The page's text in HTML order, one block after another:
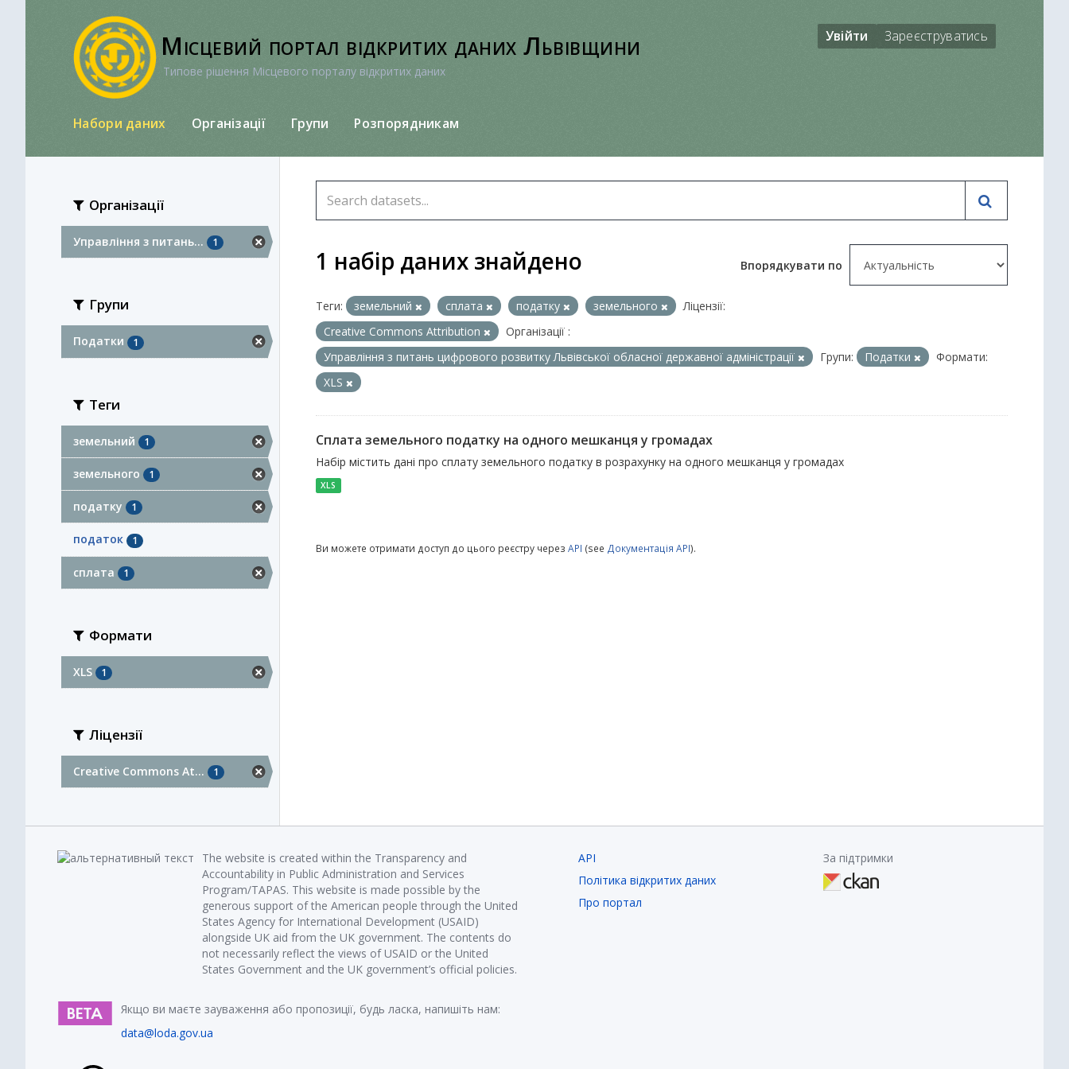
Місцевий портал відкритих даних Львівщини
Типове рішення Місцевого порталу відкритих даних
Увійти Зареєструватись
Набори даних Організації Групи Розпорядникам
Організації
Управління з питань... 1
Групи
Податки 1
Теги
земельний 1
земельного 1
податку 1
податок 1
сплата 1
Формати
XLS 1
Ліцензії
Creative Commons At... 1
Впорядкувати по
1 набір даних знайдено
Теги: земельний сплата податку земельного
Ліцензії:
Creative Commons Attribution
Організації :
Управління з питань цифрового розвитку Львівської обласної державної адміністрації
Групи: Податки
Формати:
XLS
Сплата земельного податку на одного мешканця у громадах
Набір містить дані про сплату земельного податку в розрахунку на одного мешканця у громадах
XLS
Ви можете отримати доступ до цього реєстру через API (see Документація API).
The website is created within the Transparency and
Accountability in Public Administration and Services
Program/TAPAS. This website is made possible by the
generous support of the American people through the United
States Agency for International Development (USAID)
alongside UK aid from the UK government. The contents do
not necessarily reflect the views of USAID or the United
States Government and the UK government’s official policies.
Якщо ви маєте зауваження або пропозиції, будь ласка, напишіть нам:
data@loda.gov.ua
API
Політика відкритих даних
Про портал
За підтримки